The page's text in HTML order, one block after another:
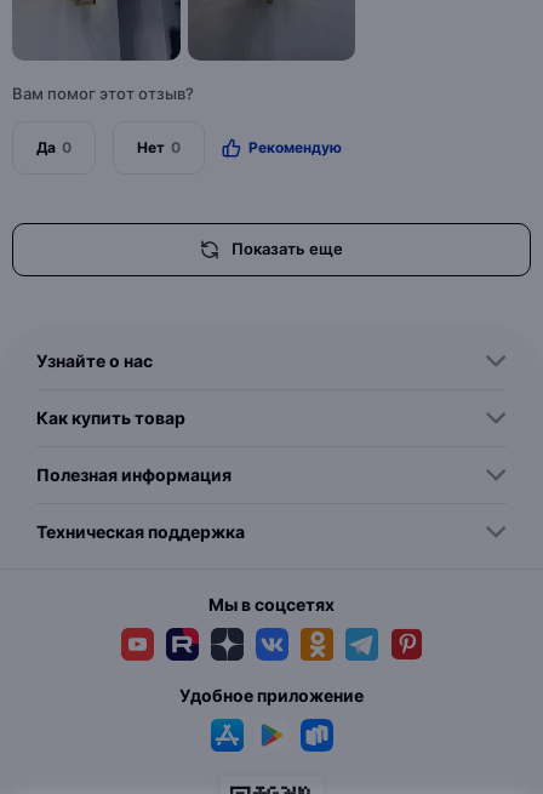
Вам помог этот отзыв?
Да 0 Нет 0 Рекомендую
Показать еще
Узнайте о нас
Как купить товар
Полезная информация
Техническая поддержка
Мы в соцсетях
Удобное приложение